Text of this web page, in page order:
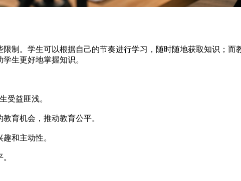
制。学生可以根据自己的节奏进行学习，随时随地获取知识；
生更好地掌握知识。
受益匪浅。
育机会，推动教育公平。
和主动性。